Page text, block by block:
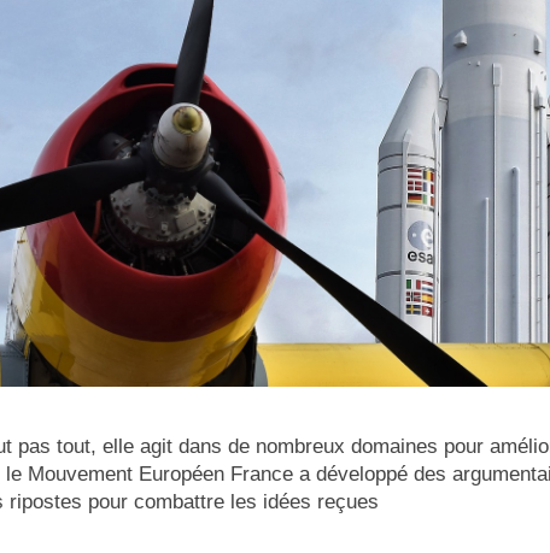
pas tout, elle agit dans de nombreux domaines pour
Mouvement Européen France a développé des
ripostes pour combattre les idées reçues